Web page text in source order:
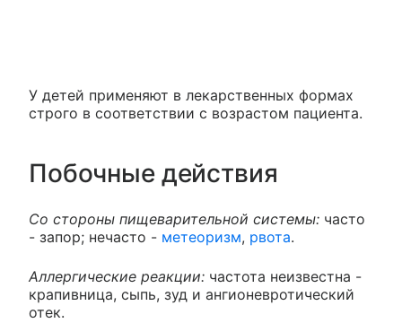
У детей применяют в лекарственных формах
строго в соответствии с возрастом пациента.
Побочные действия
Со стороны пищеварительной системы: часто
- запор; нечасто - метеоризм, рвота.
Аллергические реакции: частота неизвестна -
крапивница, сыпь, зуд и ангионевротический
отек.